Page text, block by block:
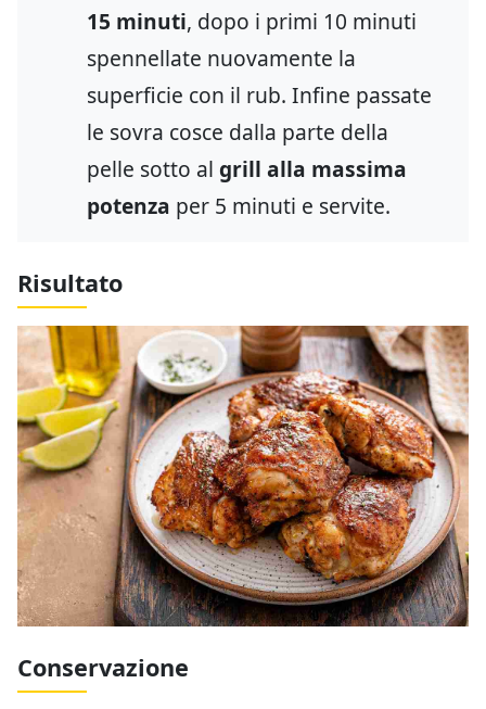
15 minuti, dopo i primi 10 minuti
spennellate nuovamente la
superficie con il rub. Infine passate
le sovra cosce dalla parte della
pelle sotto al grill alla massima
potenza per 5 minuti e servite.
Risultato
Conservazione